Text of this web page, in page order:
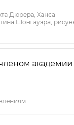
Дюрера, Ханса
Шонгауэра,
академии